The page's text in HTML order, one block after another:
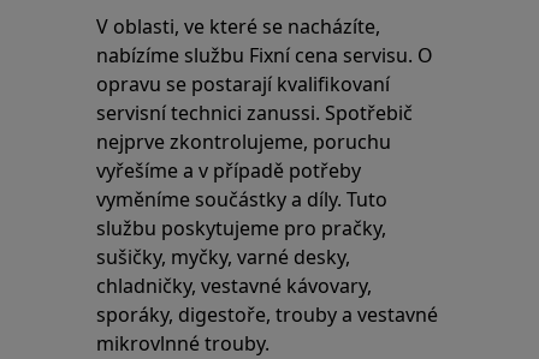
V oblasti, ve které se nacházíte,
nabízíme službu Fixní cena servisu. O
opravu se postarají kvalifikovaní
servisní technici zanussi. Spotřebič
nejprve zkontrolujeme, poruchu
vyřešíme a v případě potřeby
vyměníme součástky a díly. Tuto
službu poskytujeme pro pračky,
sušičky, myčky, varné desky,
chladničky, vestavné kávovary,
sporáky, digestoře, trouby a vestavné
mikrovlnné trouby.